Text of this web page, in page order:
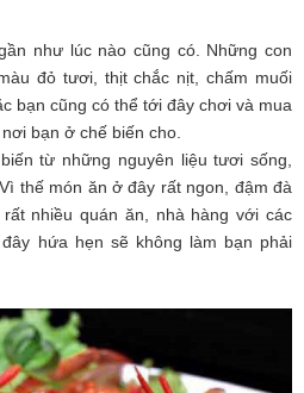
như lúc nào cũng có. Những con
đỏ tươi, thịt chắc nịt, chấm muối
bạn cũng có thể tới đây chơi và mua
bạn ở chế biến cho.
từ những nguyên liệu tươi sống,
thế món ăn ở đây rất ngon, đậm đà
nhiều quán ăn, nhà hàng với các
hứa hẹn sẽ không làm bạn phải